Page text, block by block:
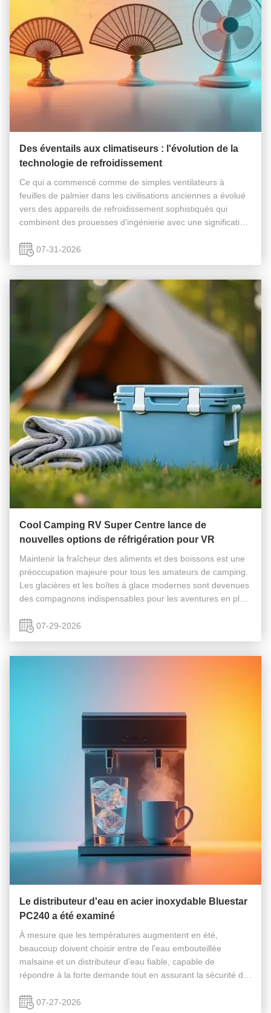
Des éventails aux climatiseurs : l'évolution de la
technologie de refroidissement
Ce qui a commencé comme de simples ventilateurs à
feuilles de palmier dans les civilisations anciennes a évolué
vers des appareils de refroidissement sophistiqués qui
combinent des prouesses d'ingénierie avec une signification
fans et la ...
07-31-2026
Cool Camping RV Super Centre lance de
nouvelles options de réfrigération pour VR
Maintenir la fraîcheur des aliments et des boissons est une
préoccupation majeure pour tous les amateurs de camping.
Les glacières et les boîtes à glace modernes sont devenues
des compagnons indispensables pour les aventures en plein
conceptions ...
07-29-2026
Le distributeur d'eau en acier inoxydable Bluestar
PC240 a été examiné
À mesure que les températures augmentent en été,
beaucoup doivent choisir entre de l'eau embouteillée
malsaine et un distributeur d'eau fiable, capable de
répondre à la forte demande tout en assurant la sécurité de
PC240 en acier inoxydable se pr...
07-27-2026